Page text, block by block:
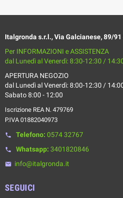
Italgronda s.r.l., Via Galcianese, 89/
Per INFORMAZIONI e ASSISTENZA
dal Lunedì al Venerdì: 8:30-12:30 /
APERTURA NEGOZIO
dal Lunedì al Venerdì: 8:00-12:30 /
Sabato 8:00 - 12:00
Iscrizione REA N. 479769
P.IVA 01882040973
phone Telefono: 0574 32767
phone Whatsapp: 3401820846
email info@italgronda.it
SEGUICI